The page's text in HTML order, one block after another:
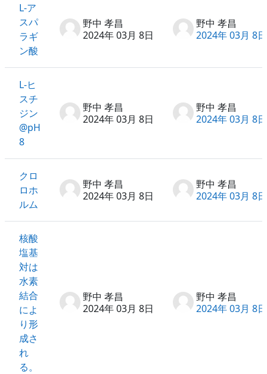
L-ア
スパ
ラギ
ン酸
野中 孝昌
2024年 03月 8日
野中 孝昌
2024年 03月 8日
L-ヒ
スチ
ジン
@pH
8
野中 孝昌
2024年 03月 8日
野中 孝昌
2024年 03月 8日
クロ
ロホ
ルム
野中 孝昌
2024年 03月 8日
野中 孝昌
2024年 03月 8日
核酸
塩基
対は
水素
結合
によ
り形
成さ
れ
る。
野中 孝昌
2024年 03月 8日
野中 孝昌
2024年 03月 8日